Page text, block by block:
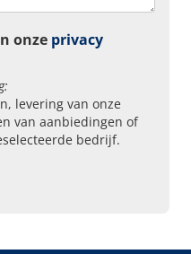
onze privacy
levering van onze
van aanbiedingen of
bedrijf.